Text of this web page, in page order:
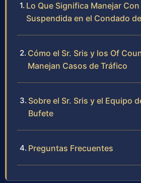
Lo Que Significa Manejar
Suspendida en el Condado
Cómo el Sr. Sris y los Of
Manejan Casos de Tráfico
Sobre el Sr. Sris y el Equipo
Bufete
Preguntas Frecuentes